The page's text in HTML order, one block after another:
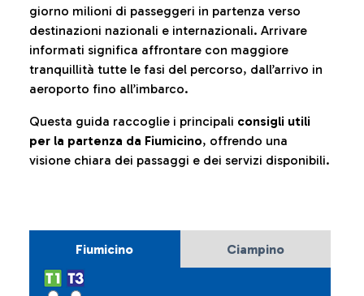
giorno milioni di passeggeri in partenza verso
destinazioni nazionali e internazionali. Arrivare
informati significa affrontare con maggiore
tranquillità tutte le fasi del percorso, dall’arrivo in
aeroporto fino all’imbarco.
Questa guida raccoglie i principali consigli utili
per la partenza da Fiumicino, offrendo una
visione chiara dei passaggi e dei servizi disponibili.
Fiumicino Ciampino